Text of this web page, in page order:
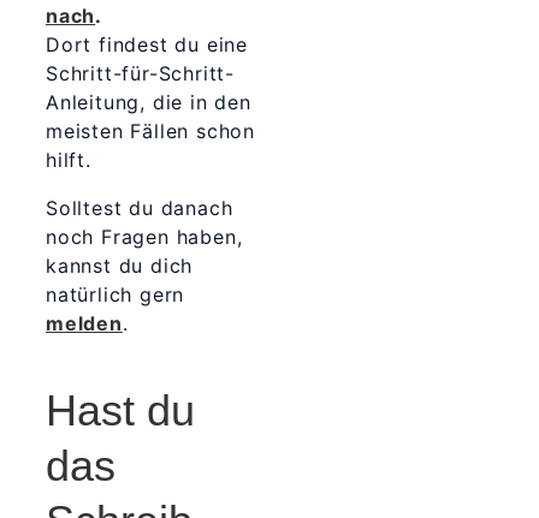
nach.
Dort findest du eine
Schritt-für-Schritt-
Anleitung, die in den
meisten Fällen schon
hilft.
Solltest du danach
noch Fragen haben,
kannst du dich
natürlich gern
melden.
Hast du
das